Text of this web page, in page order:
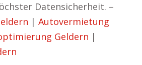
Datensicherheit. –
| Autovermietung
Geldern |